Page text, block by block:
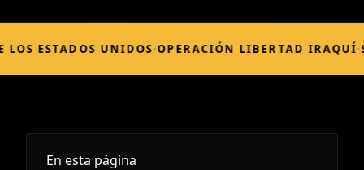
UNIDOS·OPERACIÓN LIBERTAD IRAQUÍ·
En esta página